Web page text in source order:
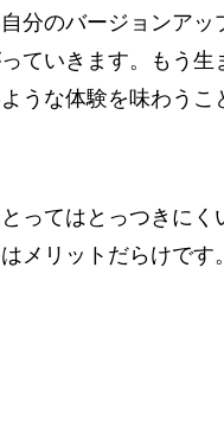
分のバージョンアッ
ていきます。もう生
うな体験を味わうこ
ってはとっつきにく
メリットだらけです。